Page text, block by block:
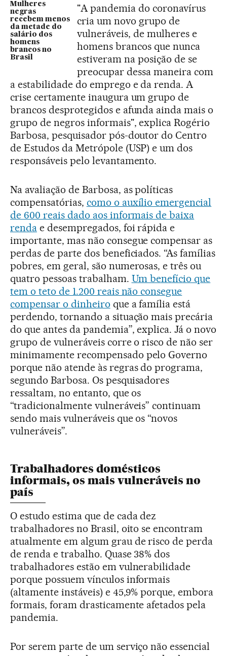
Mulheres
negras
recebem menos
da metade do
salário dos
homens
brancos no
Brasil
"A pandemia do coronavírus
cria um novo grupo de
vulneráveis, de mulheres e
homens brancos que nunca
estiveram na posição de se
preocupar dessa maneira com
a estabilidade do emprego e da renda. A
crise certamente inaugura um grupo de
brancos desprotegidos e afunda ainda mais o
grupo de negros informais", explica Rogério
Barbosa, pesquisador pós-doutor do Centro
de Estudos da Metrópole (USP) e um dos
responsáveis pelo levantamento.
Na avaliação de Barbosa, as políticas
compensatórias, como o auxílio emergencial
de 600 reais dado aos informais de baixa
rendae desempregados, foi rápida e
importante, mas não consegue compensar as
perdas de parte dos beneficiados. “As famílias
pobres, em geral, são numerosas, e três ou
quatro pessoas trabalham. Um benefício que
tem o teto de 1.200 reais não consegue
compensar o dinheiro que a família está
perdendo, tornando a situação mais precária
do que antes da pandemia”, explica. Já o novo
grupo de vulneráveis corre o risco de não ser
minimamente recompensado pelo Governo
porque não atende às regras do programa,
segundo Barbosa. Os pesquisadores
ressaltam, no entanto, que os
“tradicionalmente vulneráveis” continuam
sendo mais vulneráveis que os “novos
vulneráveis”.
Trabalhadores domésticos
informais, os mais vulneráveis no
país
O estudo estima que de cada dez
trabalhadores no Brasil, oito se encontram
atualmente em algum grau de risco de perda
de renda e trabalho. Quase 38% dos
trabalhadores estão em vulnerabilidade
porque possuem vínculos informais
(altamente instáveis) e 45,9% porque, embora
formais, foram drasticamente afetados pela
pandemia.
Por serem parte de um serviço não essencial